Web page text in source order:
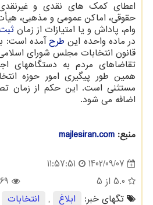
اعطای کمک های نقدی و
حقوقی، اماکن عمومی و مذهبی،
وام، پاداش و یا امتیازات از زمان
در ماده واحده این طرح
قانون انتخابات مجلس شورای
تقاضاهای مردم به دستگاههای
همین طور پیگیری امور حوزه
مستثنی است. این حکم از زمان
اضافه می شود.
منبع: majlesiran.com
1402/09/07
11:57:51
5.0 از 5
تگهای خبر:
ابلاغ , انتخابات